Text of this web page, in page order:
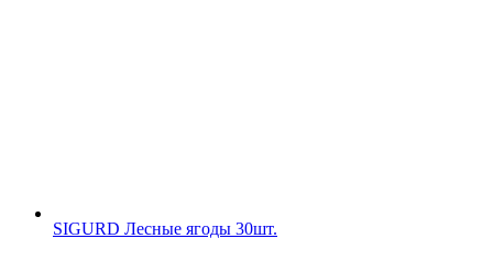
SIGURD Лесные ягоды 30шт.